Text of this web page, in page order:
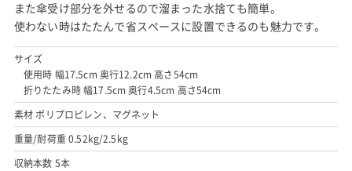
また傘受け部分を外せるので溜まった水捨ても簡単。
使わない時はたたんで省スペースに設置できるのも魅力です。
サイズ
使用時 幅17.5cm 奥行12.2cm 高さ54cm
折りたたみ時 幅17.5cm 奥行4.5cm 高さ54cm
素材 ポリプロピレン、マグネット
重量/耐荷重 0.52kg/2.5kg
収納本数 5本